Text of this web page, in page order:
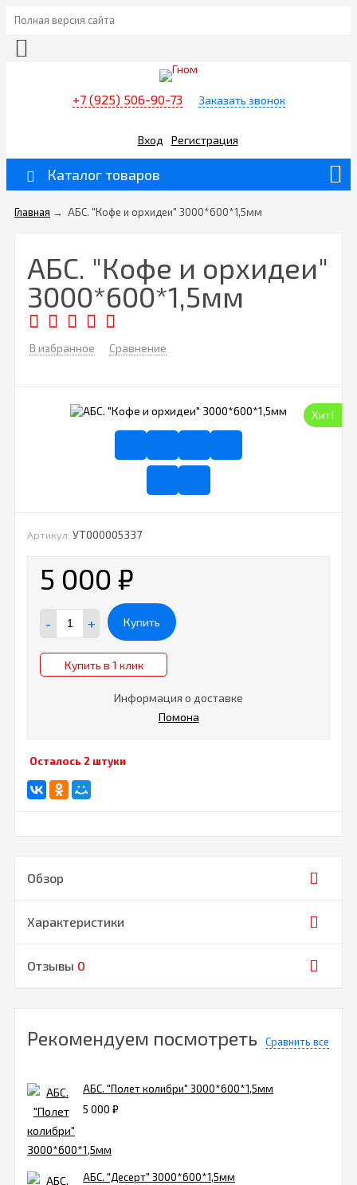
Полная версия сайта
+7 (925) 506-90-73 Заказать звонок
Вход Регистрация
Каталог товаров
Главная → АБС. "Кофе и орхидеи" 3000*600*1,5мм
АБС. "Кофе и орхидеи"
3000*600*1,5мм
В избранное Сравнение
Хит!
Артикул: УТ000005337
5 000 ₽
- + Купить
Купить в 1 клик
Информация о доставке
Помона
Осталось 2 штуки
Обзор
Характеристики
Отзывы 0
Рекомендуем посмотреть Сравнить все
АБС. "Полет колибри" 3000*600*1,5мм
5 000 ₽
АБС. "Десерт" 3000*600*1,5мм